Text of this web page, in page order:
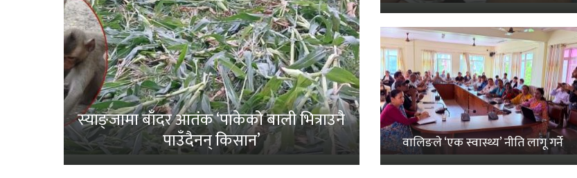
स्याङ्जामा बाँदर आतंक ‘पाकेको बाली भित्राउनै
पाउँदैनन् किसान’ वालिङले ‘एक स्वास्थ्य’ नीति लागू गर्ने